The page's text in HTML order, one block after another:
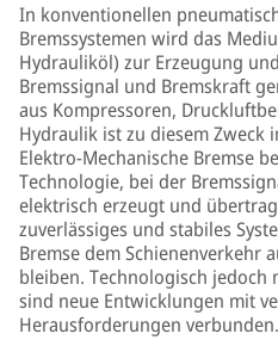
In konventionellen
Bremssystemen wird das
Hydrauliköl) zur Erzeugung
Bremssignal und Bremskraft
aus Kompressoren,
Hydraulik ist zu diesem Zweck
Elektro-Mechanische Bremse
Technologie, bei der
elektrisch erzeugt und
zuverlässiges und stabiles
Bremse dem Schienenverkehr
bleiben. Technologisch
sind neue Entwicklungen mit
Herausforderungen